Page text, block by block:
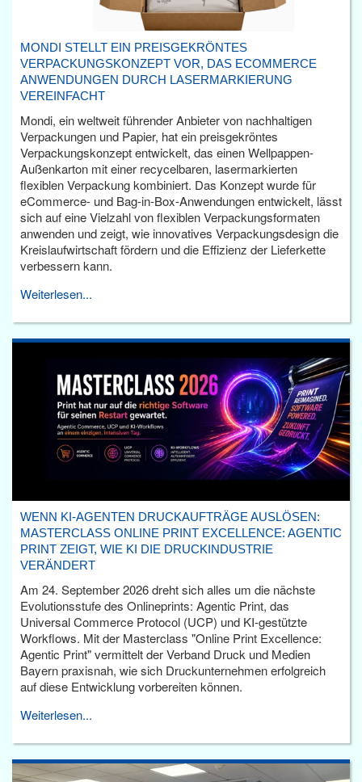
MONDI STELLT EIN PREISGEKRÖNTES
VERPACKUNGSKONZEPT VOR, DAS ECOMMERCE
ANWENDUNGEN DURCH LASERMARKIERUNG
VEREINFACHT
Mondi, ein weltweit führender Anbieter von nachhaltigen
Verpackungen und Papier, hat ein preisgekröntes
Verpackungskonzept entwickelt, das einen Wellpappen-
Außenkarton mit einer recycelbaren, lasermarkierten
flexiblen Verpackung kombiniert. Das Konzept wurde für
eCommerce- und Bag-in-Box-Anwendungen entwickelt, lässt
sich auf eine Vielzahl von flexiblen Verpackungsformaten
anwenden und zeigt, wie innovatives Verpackungsdesign die
Kreislaufwirtschaft fördern und die Effizienz der Lieferkette
verbessern kann.
Weiterlesen...
WENN KI-AGENTEN DRUCKAUFTRÄGE AUSLÖSEN:
MASTERCLASS ONLINE PRINT EXCELLENCE: AGENTIC
PRINT ZEIGT, WIE KI DIE DRUCKINDUSTRIE
VERÄNDERT
Am 24. September 2026 dreht sich alles um die nächste
Evolutionsstufe des Onlineprints: Agentic Print, das
Universal Commerce Protocol (UCP) und KI-gestützte
Workflows. Mit der Masterclass "Online Print Excellence:
Agentic Print" vermittelt der Verband Druck und Medien
Bayern praxisnah, wie sich Druckunternehmen erfolgreich
auf diese Entwicklung vorbereiten können.
Weiterlesen...